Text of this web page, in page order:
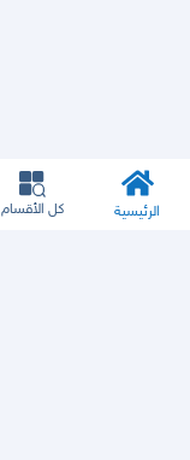
الرئيسية كل الأقسام